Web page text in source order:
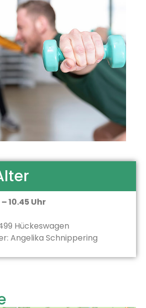
10.45 Uhr
Hückeswagen
Angelika Schnippering